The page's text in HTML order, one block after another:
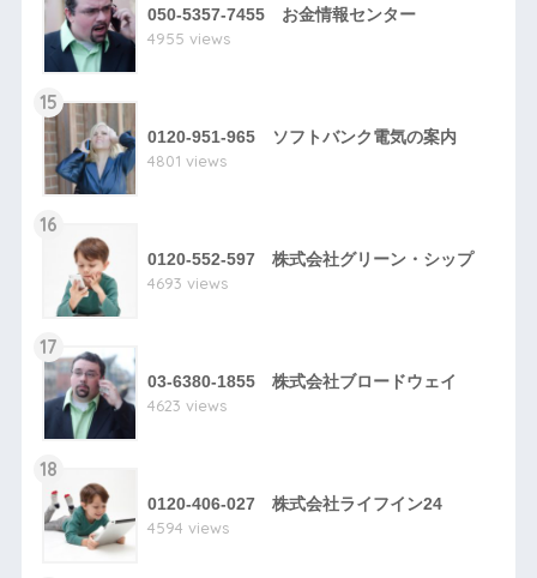
050-5357-7455 お金情報センター
4955 views
15
0120-951-965 ソフトバンク電気の案内
4801 views
16
0120-552-597 株式会社グリーン・シップ
4693 views
17
03-6380-1855 株式会社ブロードウェイ
4623 views
18
0120-406-027 株式会社ライフイン24
4594 views